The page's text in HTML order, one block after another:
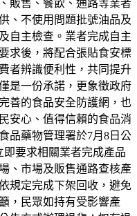
販售、餐飲、通路等業者
、不使用問題批號油品及
自主檢查。業者完成自主
求後，將配合張貼食安標
者辨識便利性，共同提升
是一份承諾，更象徵政府
善的食品安全防護網，也
安心、值得信賴的食品消
品藥物管理署於7月8日公
要求相關業者完成產品
、市場及販售通路查核產
規定完成下架回收，避免
，民眾如持有受影響產